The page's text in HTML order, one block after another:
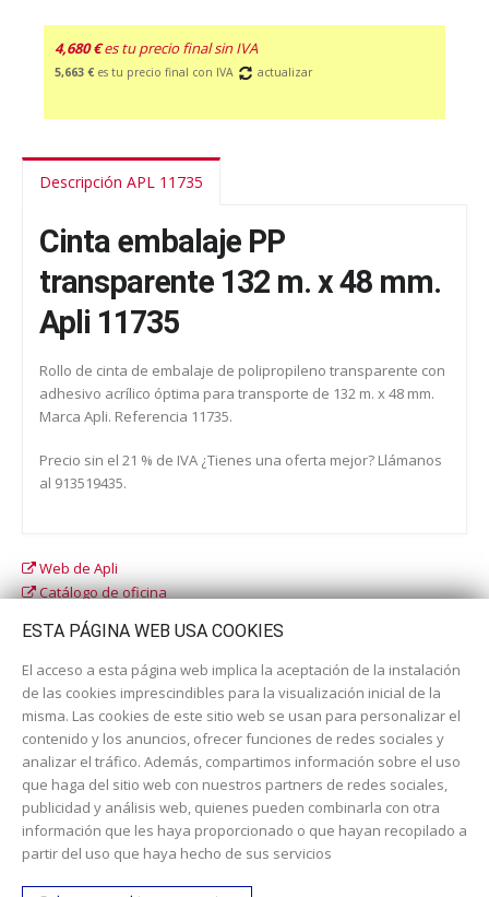
4,680 € es tu precio final sin IVA
5,663 € es tu precio final con IVA actualizar
Descripción APL 11735
Cinta embalaje PP
transparente 132 m. x 48 mm.
Apli 11735
Rollo de cinta de embalaje de polipropileno transparente con
adhesivo acrílico óptima para transporte de 132 m. x 48 mm.
Marca Apli. Referencia 11735.
Precio sin el 21 % de IVA ¿Tienes una oferta mejor? Llámanos
al 913519435.
Web de Apli
Catálogo de oficina
Dirección:c/ Cercedilla nº 14, 28925 Alcorcón
Email:contacta aquí
ESTA PÁGINA WEB USA COOKIES
El acceso a esta página web implica la aceptación de la instalación
de las cookies imprescindibles para la visualización inicial de la
misma. Las cookies de este sitio web se usan para personalizar el
contenido y los anuncios, ofrecer funciones de redes sociales y
analizar el tráfico. Además, compartimos información sobre el uso
que haga del sitio web con nuestros partners de redes sociales,
publicidad y análisis web, quienes pueden combinarla con otra
información que les haya proporcionado o que hayan recopilado a
partir del uso que haya hecho de sus servicios